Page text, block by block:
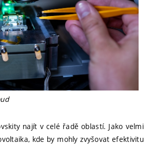
najít v celé řadě oblastí. Jako velmi
kde by mohly zvyšovat efektivitu